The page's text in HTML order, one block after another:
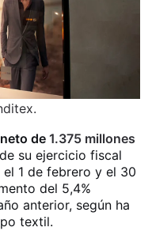
de 1.375 millones
su ejercicio fiscal
1 de febrero y el 30
del 5,4%
anterior, según ha
textil.